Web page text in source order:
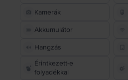
Kamerák
Akkumulátor
Hangzás
Érintkezett-e
folyadékkal